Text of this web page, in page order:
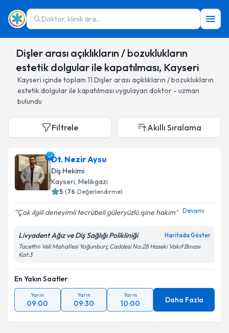
Doktor, klinik ara...
Dişler arası açıklıkların / bozuklukların
estetik dolgular ile kapatılması, Kayseri
Kayseri içinde toplam 11 Dişler arası açıklıkların / bozuklukların
estetik dolgular ile kapatılması uygulayan doktor - uzman
bulundu
Filtrele Akıllı Sıralama
Dt. Nezir Aysu
Diş Hekimi
Kayseri, Melikgazi
5 (76 Değerlendirme)
Çok ilgili deneyimli tecrübeli güleryüzlü işine hakim Devamı
Livyadent Ağız ve Diş Sağlığı Polikliniği Haritada Göster
Tacettin Veli Mahallesi Yoğunburç Caddesi No:28 Haseki Vakıf Binası
Kat:3
En Yakın Saatler
Yarın
09:00
Yarın
09:30
Yarın
10:00 Daha Fazla